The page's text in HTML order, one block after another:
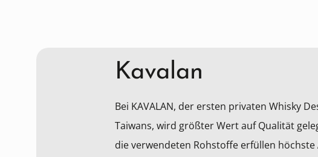
Kavalan
Bei KAVALAN, der ersten privaten Whisky
Taiwans, wird größter Wert auf Qualität
die verwendeten Rohstoffe erfüllen höchste